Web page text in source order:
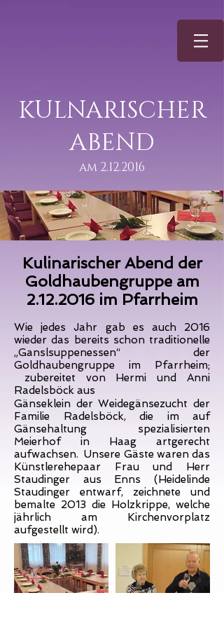
KULNARISCHER
ABEND
am 2.12.2016
Kulinarischer Abend der
Goldhaubengruppe am
2.12.2016 im Pfarrheim
Wie jedes Jahr gab es auch 2016
wieder das bereits schon traditionelle
„Ganslsuppenessen“ der
Goldhaubengruppe im Pfarrheim;
zubereitet von Hermi und Anni
Radelsböck aus
Gänseklein der Weidegänsezucht der
Familie Radelsböck, die im auf
Gänsehaltung spezialisierten
Meierhof in Haag artgerecht
aufwachsen. Unsere Gäste waren das
Künstlerehepaar Frau und Herr
Staudinger aus Enns (Heidelinde
Staudinger entwarf, zeichnete und
bemalte 2013 die Holzkrippe, welche
jährlich am Kirchenvorplatz
aufgestellt wird).